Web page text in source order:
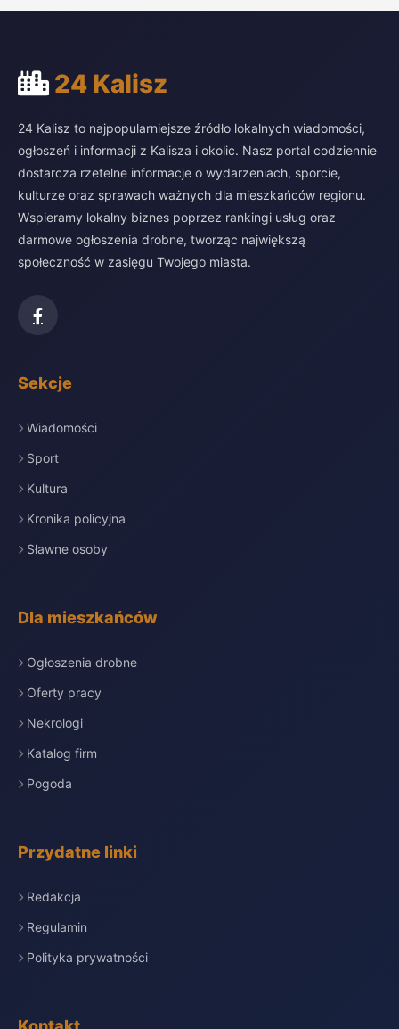
24 Kalisz
24 Kalisz to najpopularniejsze źródło lokalnych wiadomości,
ogłoszeń i informacji z Kalisza i okolic. Nasz portal codziennie
dostarcza rzetelne informacje o wydarzeniach, sporcie,
kulturze oraz sprawach ważnych dla mieszkańców regionu.
Wspieramy lokalny biznes poprzez rankingi usług oraz
darmowe ogłoszenia drobne, tworząc największą
społeczność w zasięgu Twojego miasta.
Sekcje
Wiadomości
Sport
Kultura
Kronika policyjna
Sławne osoby
Dla mieszkańców
Ogłoszenia drobne
Oferty pracy
Nekrologi
Katalog firm
Pogoda
Przydatne linki
Redakcja
Regulamin
Polityka prywatności